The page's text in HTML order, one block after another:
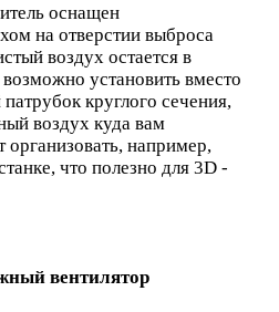
оснащен
на отверстии выброса
воздух остается в
установить вместо
круглого сечения,
воздух куда вам
например,
что полезно для 3D -
вентилятор